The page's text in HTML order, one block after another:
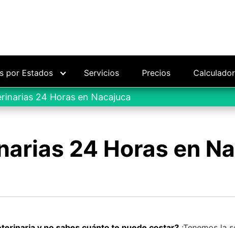
por Estados Servicios Precios
24 Horas en Nacajuca
24 Horas en